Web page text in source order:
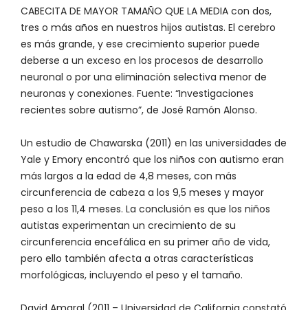
CABECITA DE MAYOR TAMAÑO QUE LA MEDIA con dos,
tres o más años en nuestros hijos autistas. El cerebro
es más grande, y ese crecimiento superior puede
deberse a un exceso en los procesos de desarrollo
neuronal o por una eliminación selectiva menor de
neuronas y conexiones. Fuente: “Investigaciones
recientes sobre autismo”, de José Ramón Alonso.
Un estudio de Chawarska (2011) en las universidades de
Yale y Emory encontró que los niños con autismo eran
más largos a la edad de 4,8 meses, con más
circunferencia de cabeza a los 9,5 meses y mayor
peso a los 11,4 meses. La conclusión es que los niños
autistas experimentan un crecimiento de su
circunferencia encefálica en su primer año de vida,
pero ello también afecta a otras características
morfológicas, incluyendo el peso y el tamaño.